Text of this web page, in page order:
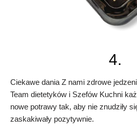
4.
Ciekawe dania Z nami zdrowe
Team dietetyków i Szefów Kuchni
nowe potrawy tak, aby nie znudziły
zaskakiwały pozytywnie.